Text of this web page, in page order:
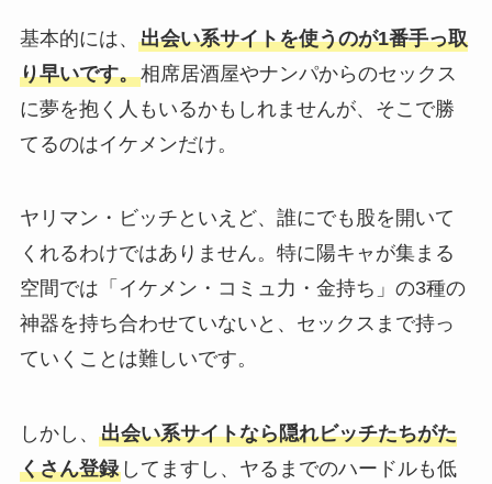
基本的には、 出会い系サイトを使うのが1番手っ取
り早いです。相席居酒屋やナンパからのセックス
に夢を抱く人もいるかもしれませんが、そこで勝
てるのはイケメンだけ。
ヤリマン・ビッチといえど、誰にでも股を開いて
くれるわけではありません。特に陽キャが集まる
空間では「イケメン・コミュ力・金持ち」の3種の
神器を持ち合わせていないと、セックスまで持っ
ていくことは難しいです。
しかし、 出会い系サイトなら隠れビッチたちがた
くさん登録してますし、ヤるまでのハードルも低